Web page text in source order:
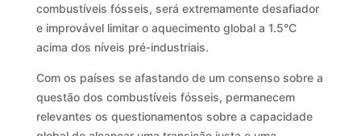
combustíveis fósseis, será extremamente desafiador
e improvável limitar o aquecimento global a 1.5°C
acima dos níveis pré-industriais.
Com os países se afastando de um consenso sobre a
questão dos combustíveis fósseis, permanecem
relevantes os questionamentos sobre a capacidade